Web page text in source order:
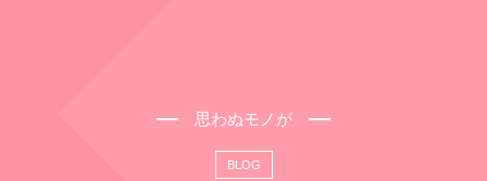
思わぬモノが
BLOG